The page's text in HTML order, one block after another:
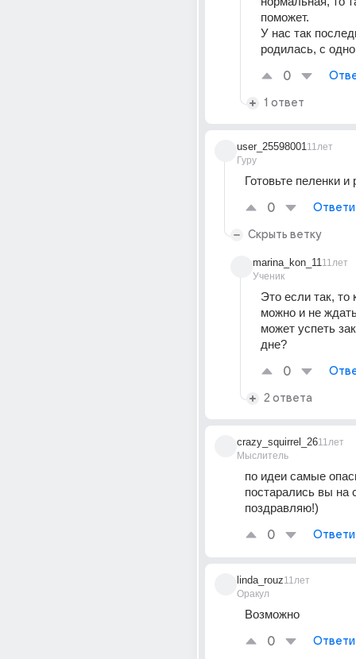
поможет.
У нас так
родилась, с
0
1 ответ
user_25598001
Гуру
11лет
Готовьте пеленки
0
Скрыть ветку
marina_kon_11
Ученик
11лет
Это если так, то
можно и не
может успеть
дне?
0
2 ответа
crazy_squirrel_26
Мыслитель
11лет
по идеи самые
постарались вы на
поздравляю!)
0
linda_rouz
Оракул
11лет
Возможно
0